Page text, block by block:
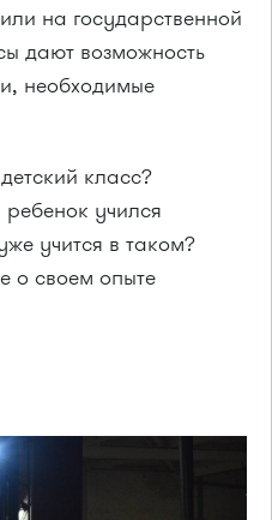
на государственной
дают возможность
необходимые
класс?
учился
учится в таком?
о своем опыте